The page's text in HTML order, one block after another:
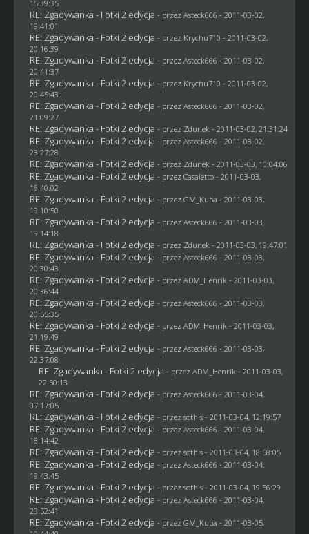
15:39:35
RE: Zgadywanka - Fotki 2 edycja - przez Asteck666 - 2011-03-02,
19:41:01
RE: Zgadywanka - Fotki 2 edycja - przez Krychu710 - 2011-03-02,
20:16:39
RE: Zgadywanka - Fotki 2 edycja - przez Asteck666 - 2011-03-02,
20:41:37
RE: Zgadywanka - Fotki 2 edycja - przez Krychu710 - 2011-03-02,
20:45:43
RE: Zgadywanka - Fotki 2 edycja - przez Asteck666 - 2011-03-02,
21:09:27
RE: Zgadywanka - Fotki 2 edycja - przez Zdunek - 2011-03-02, 21:31:24
RE: Zgadywanka - Fotki 2 edycja - przez Asteck666 - 2011-03-02,
23:27:28
RE: Zgadywanka - Fotki 2 edycja - przez Zdunek - 2011-03-03, 10:04:06
RE: Zgadywanka - Fotki 2 edycja - przez Casaletto- 2011-03-03,
16:40:02
RE: Zgadywanka - Fotki 2 edycja - przez GM_Kuba - 2011-03-03,
19:10:50
RE: Zgadywanka - Fotki 2 edycja - przez Asteck666 - 2011-03-03,
19:14:18
RE: Zgadywanka - Fotki 2 edycja - przez Zdunek - 2011-03-03, 19:47:01
RE: Zgadywanka - Fotki 2 edycja - przez Asteck666 - 2011-03-03,
20:30:43
RE: Zgadywanka - Fotki 2 edycja - przez ADM_Henrik - 2011-03-03,
20:36:44
RE: Zgadywanka - Fotki 2 edycja - przez Asteck666 - 2011-03-03,
20:55:35
RE: Zgadywanka - Fotki 2 edycja - przez ADM_Henrik - 2011-03-03,
21:19:49
RE: Zgadywanka - Fotki 2 edycja - przez Asteck666 - 2011-03-03,
22:37:08
RE: Zgadywanka - Fotki 2 edycja - przez ADM_Henrik - 2011-03-03,
22:50:13
RE: Zgadywanka - Fotki 2 edycja - przez Asteck666 - 2011-03-04,
07:17:05
RE: Zgadywanka - Fotki 2 edycja - przez sothis- 2011-03-04, 12:19:57
RE: Zgadywanka - Fotki 2 edycja - przez Asteck666 - 2011-03-04,
18:14:42
RE: Zgadywanka - Fotki 2 edycja - przez sothis- 2011-03-04, 18:58:05
RE: Zgadywanka - Fotki 2 edycja - przez Asteck666 - 2011-03-04,
19:43:45
RE: Zgadywanka - Fotki 2 edycja - przez sothis- 2011-03-04, 19:56:29
RE: Zgadywanka - Fotki 2 edycja - przez Asteck666 - 2011-03-04,
23:52:41
RE: Zgadywanka - Fotki 2 edycja - przez GM_Kuba - 2011-03-05,